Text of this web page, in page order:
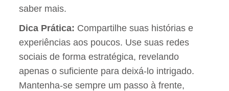
saber mais.
Dica Prática: Compartilhe suas histórias e
experiências aos poucos. Use suas redes
sociais de forma estratégica, revelando
apenas o suficiente para deixá-lo intrigado.
Mantenha-se sempre um passo à frente,